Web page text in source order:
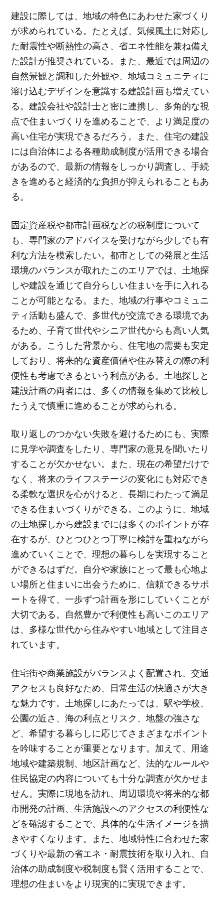
建設に際しては、地域の特色にあわせた家づくり
が求められている。たとえば、気候風土に対応し
た耐震性や断熱性の高さ、省エネ性能を兼ね備え
た設計が推奨されている。また、最近では周辺の
自然景観と調和した外観や、地域コミュニティに
溶け込むデザインを意識する建設計画も増えてい
る。建設会社や設計士と密に連携し、多角的な視
点で住まいづくりを進めることで、より満足度の
高い住宅が実現できるだろう。また、住宅の建設
には自治体による各種助成制度が活用できる場合
があるので、最新の情報をしっかり調査し、手続
きを進めると経済的な負担が抑えられることもあ
る。
固定資産税や都市計画税などの税制度について
も、専門家のアドバイスを受けながら少しでも有
利な方法を模索したい。都市としての発展と生活
環境のバランスが取れたこのエリアでは、土地探
しや建設を通じて自分らしい住まいを手に入れる
ことが可能となる。また、地域の行事やコミュニ
ティ活動も盛んで、多世代が交流できる環境であ
るため、子育て世代やシニア世代からも高い人気
がある。こうした背景から、住宅地の需要も安定
しており、将来的な資産価値や住み替えの際の利
便性も考慮できるという利点がある。土地探しと
建設計画の両者には、多くの情報を集めて比較し
たうえで慎重に進めることが求められる。
取り返しのつかない失敗を避けるためにも、実際
に見学や調査をしたり、専門家の意見を聞いたり
することが欠かせない。また、現在の希望だけで
なく、将来のライフステージの変化にも対応でき
る柔軟な選択を心がけると、長期にわたって満足
できる住まいづくりができる。このように、地域
の土地探しから建設までには多くのポイントが存
在するが、ひとつひとつ丁寧に検討を重ねながら
進めていくことで、理想の暮らしを実現すること
ができるはずだ。自分や家族にとって最も心地よ
い場所と住まいに出会うために、信頼できるサポ
ートを得て、一歩ずつ計画を形にしていくことが
大切である。自然豊かで利便性も高いこのエリア
は、多様な世代から住みやすい地域として注目さ
れています。
住宅街や商業施設がバランスよく配置され、交通
アクセスも良好なため、日常生活の快適さが大き
な魅力です。土地探しにあたっては、駅や学校、
公園の近さ、海の利点とリスク、地盤の強さな
ど、希望する暮らしに応じてさまざまなポイント
を吟味することが重要となります。加えて、用途
地域や建築規制、地区計画など、法的なルールや
住民協定の内容についても十分な調査が欠かせま
せん。実際に現地を訪れ、周辺環境や将来的な都
市開発の計画、生活施設へのアクセスの利便性な
どを確認することで、具体的な生活イメージを描
きやすくなります。また、地域特性に合わせた家
づくりや最新の省エネ・耐震技術を取り入れ、自
治体の助成制度や税制度も賢く活用することで、
理想の住まいをより現実的に実現できます。